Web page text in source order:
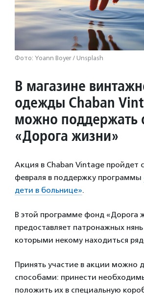
Фото: Yoann Boyer / Unsplash
В магазине
одежды Chaban
можно поддержать
«Дорога жизни»
Акция в Chaban Vintage пройдет
февраля в поддержку программы
дети в больнице».
В этой программе фонд «Дорога
предоставляет патронажных
которыми некому находиться
Принять участие в акции можно
способами: принести
положить их в специальную